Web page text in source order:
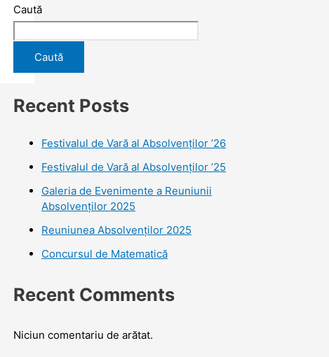
Caută
Caută
Recent Posts
Festivalul de Vară al Absolvenților ’26
Festivalul de Vară al Absolvenților ’25
Galeria de Evenimente a Reuniunii
Absolvenților 2025
Reuniunea Absolvenților 2025
Concursul de Matematică
Recent Comments
Niciun comentariu de arătat.